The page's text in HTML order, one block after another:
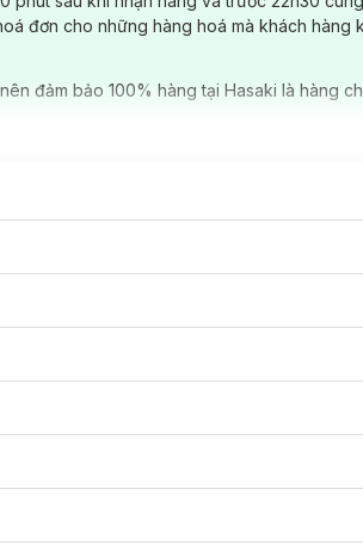
cho bạn làn môi căng mọng tự nhiên. Với
dưỡng làn da môi, phòng tránh khô nứt,
mang đến bạn đôi môi căng mọng, quyến
đơn cho những hàng hoá mà khách hàng
đảm bảo 100% hàng tại Hasaki là hàng